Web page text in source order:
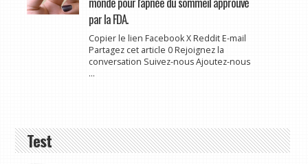
par la FDA.
Copier le lien Facebook X Reddit E-mail
Partagez cet article 0 Rejoignez la
conversation Suivez-nous Ajoutez-nous
...
Test